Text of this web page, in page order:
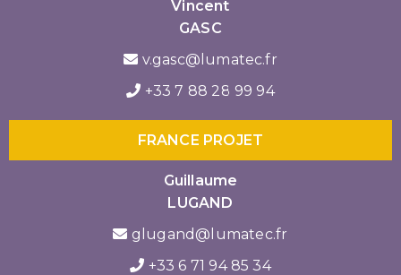
Vincent
GASC
v.gasc@lumatec.fr
+33 7 88 28 99 94
FRANCE PROJET
Guillaume
LUGAND
glugand@lumatec.fr
+33 6 71 94 85 34